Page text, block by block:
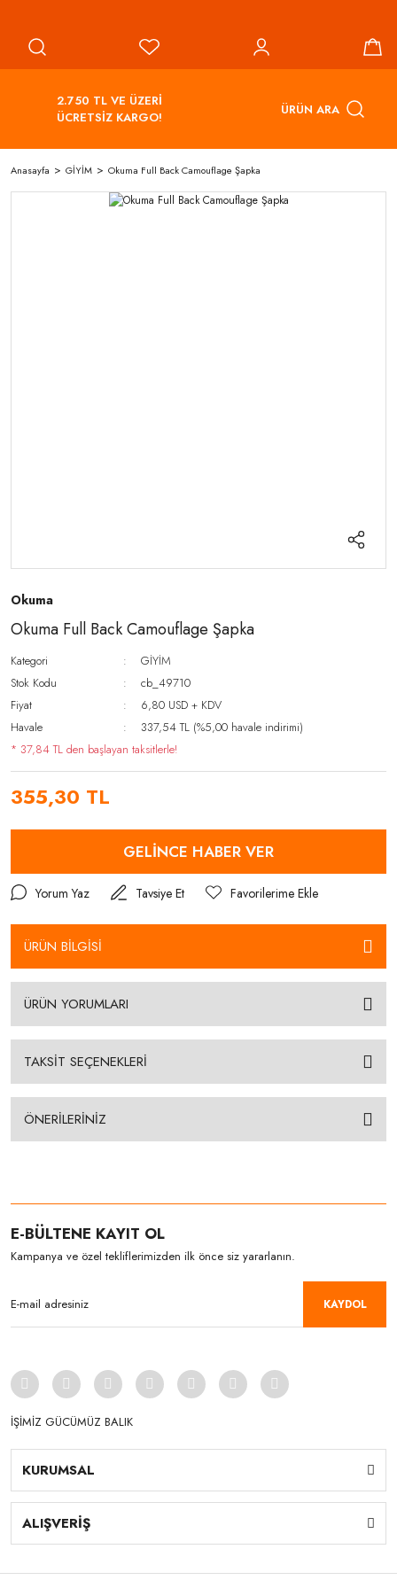
2.750 TL VE ÜZERİ
ÜCRETSİZ KARGO!
ÜRÜN ARA
Anasayfa GİYİM Okuma Full Back Camouflage Şapka
Okuma
Okuma Full Back Camouflage Şapka
Kategori
GİYİM
Stok Kodu
cb_49710
Fiyat
6,80 USD + KDV
Havale
337,54 TL (%5,00 havale indirimi)
* 37,84 TL den başlayan taksitlerle!
355,30 TL
GELİNCE HABER VER
Yorum Yaz Tavsiye Et
ÜRÜN BİLGİSİ
ÜRÜN YORUMLARI
TAKSİT SEÇENEKLERİ
ÖNERİLERİNİZ
E-BÜLTENE KAYIT OL
Kampanya ve özel tekliflerimizden ilk önce siz yararlanın.
KAYDOL
İŞİMİZ GÜCÜMÜZ BALIK
KURUMSAL
ALIŞVERİŞ